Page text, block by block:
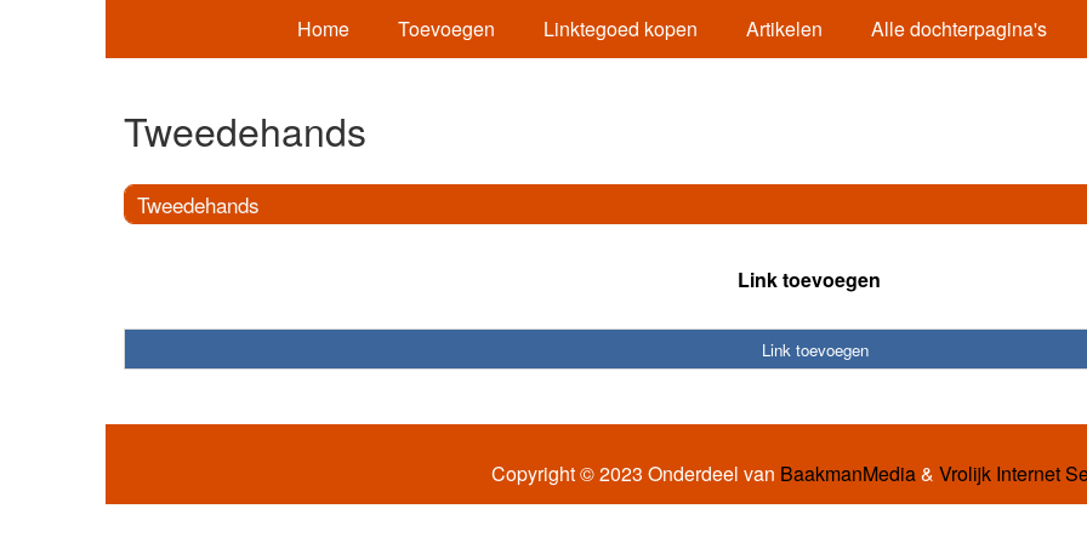
Home Toevoegen Linktegoed kopen Artikelen Alle dochterpagina's
Tweedehands
Tweedehands
Link toevoegen
Link toevoegen
Copyright © 2023 Onderdeel van BaakmanMedia& Vrolijk Internet